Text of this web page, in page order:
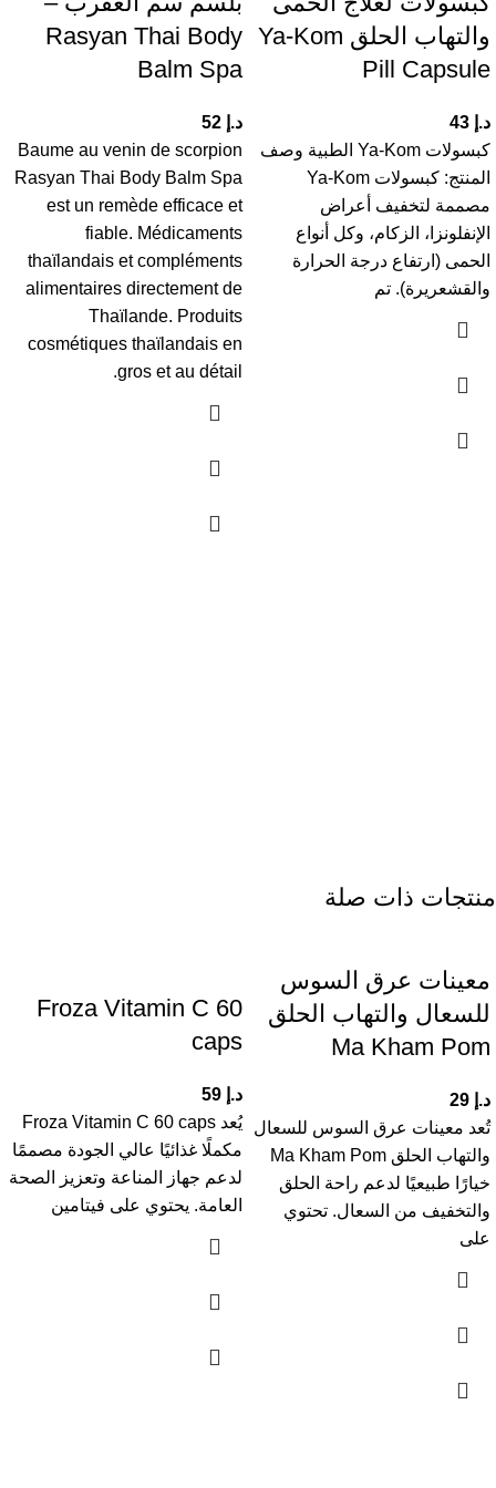
والتهاب الحلق Ya-Kom
Pill Capsule
د.إ
كبسولات Ya-Kom الطبية وصف
المنتج: كبسولات Ya-Kom
مصممة لتخفيف أعراض
الإنفلونزا، الزكام، وكل أنواع
الحمى (ارتفاع درجة الحرارة
والقشعريرة). تم
Rasyan Thai Body
Balm Spa
د.إ
Baume au venin de scorpion
Rasyan Thai Body Balm Spa
est un remède efficace et
fiable. Médicaments
thaïlandais et compléments
alimentaires directement de
Thaïlande. Produits
cosmétiques thaïlandais en
gros et au détail.
منتجات ذات صلة
معينات عرق السوس
للسعال والتهاب الحلق
Ma Kham Pom
د.إ
تُعد معينات عرق السوس للسعال
والتهاب الحلق Ma Kham Pom
خيارًا طبيعيًا لدعم راحة الحلق
والتخفيف من السعال. تحتوي
على
Froza Vitamin C 60
caps
د.إ
يُعد Froza Vitamin C 60 caps
مكملًا غذائيًا عالي الجودة مصممًا
لدعم جهاز المناعة وتعزيز الصحة
العامة. يحتوي على فيتامين